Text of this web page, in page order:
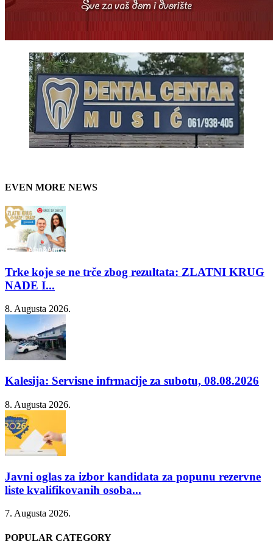
EVEN MORE NEWS
Trke koje se ne trče zbog rezultata: ZLATNI KRUG
NADE I...
8. Augusta 2026.
Kalesija: Servisne infrmacije za subotu, 08.08.2026
8. Augusta 2026.
Javni oglas za izbor kandidata za popunu rezervne
liste kvalifikovanih osoba...
7. Augusta 2026.
POPULAR CATEGORY